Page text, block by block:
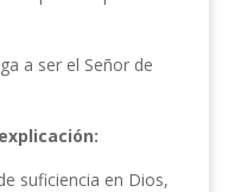
a ser el Señor de
suficiencia en Dios,